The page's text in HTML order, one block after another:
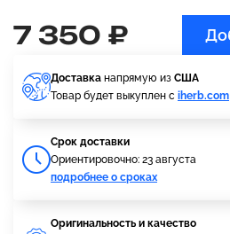
7 350 ₽
Доставка напрямую из США
Товар будет выкуплен с iherb.com
Cрок доставки
Ориентировочно: 23 августа
подробнее о сроках
Оригинальность и качество